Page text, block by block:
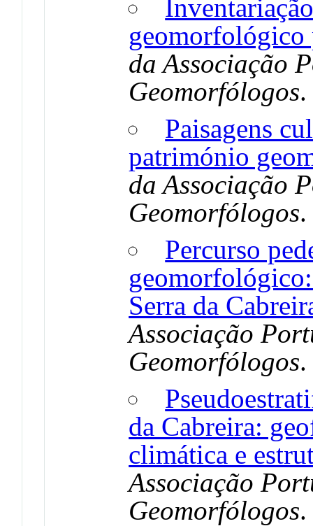
geomorfológico
da Associação
Geomorfólogos
Paisagens
património
da Associação
Geomorfólogos
Percurso
Serra da
Associação
Geomorfólogos
da Cabreira:
climática e
Associação
Geomorfólogos